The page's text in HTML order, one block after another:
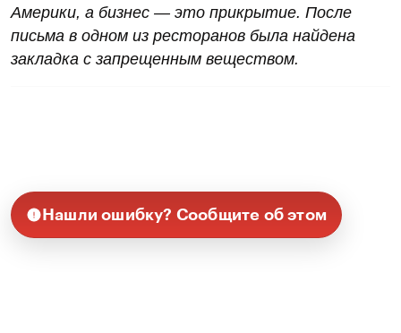
Америки, а бизнес — это прикрытие. После
письма в одном из ресторанов была найдена
закладка с запрещенным веществом.
Нашли ошибку? Сообщите об этом